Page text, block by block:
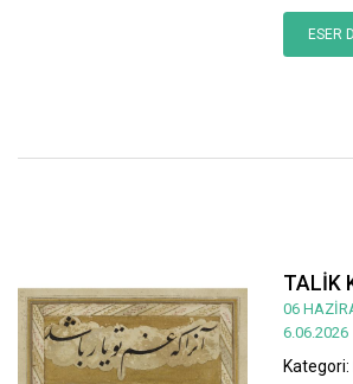
ESER
TALİK
06
6.06.2026
Kategori: